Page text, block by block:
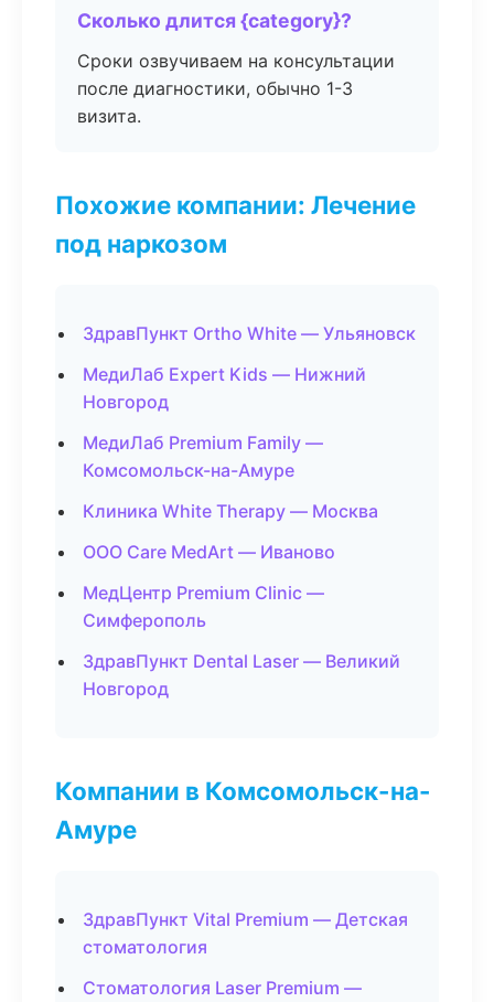
Сколько длится {category}?
Сроки озвучиваем на консультации
после диагностики, обычно 1-3
визита.
Похожие компании: Лечение
под наркозом
ЗдравПункт Ortho White — Ульяновск
МедиЛаб Expert Kids — Нижний
Новгород
МедиЛаб Premium Family —
Комсомольск-на-Амуре
Клиника White Therapy — Москва
ООО Care MedArt — Иваново
МедЦентр Premium Clinic —
Симферополь
ЗдравПункт Dental Laser — Великий
Новгород
Компании в Комсомольск-на-
Амуре
ЗдравПункт Vital Premium — Детская
стоматология
Стоматология Laser Premium —